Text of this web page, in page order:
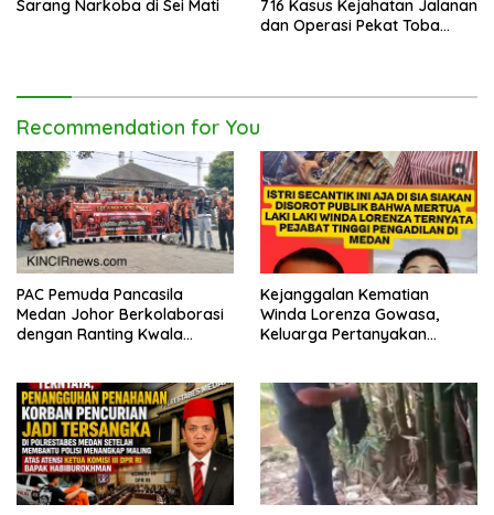
Sarang Narkoba di Sei Mati
716 Kasus Kejahatan Jalanan
dan Operasi Pekat Toba
Recommendation for You
PAC Pemuda Pancasila
Medan Johor Berkolaborasi
dengan Ranting Kwala
Jemaah dan Pengguna Jalan
Kejanggalan Kematian
Winda Lorenza Gowasa,
Keluarga Pertanyakan